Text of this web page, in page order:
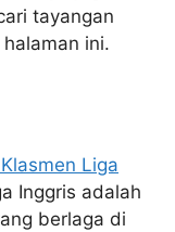
tayangan
ini.
Liga
Inggris adalah
berlaga di